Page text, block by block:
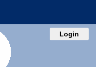
Login